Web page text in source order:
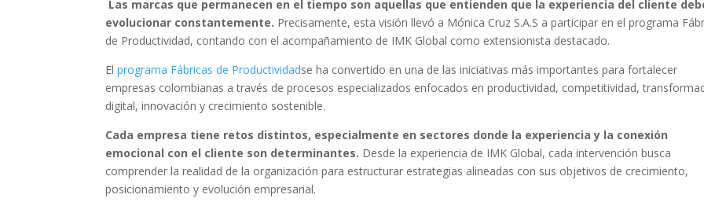
Las marcas que permanecen en el tiempo son aquellas que entienden que la experiencia del cliente
evolucionar constantemente. Precisamente, esta visión llevó a Mónica Cruz S.A.S a participar en el programa
de Productividad, contando con el acompañamiento de IMK Global como extensionista destacado.
Elprograma Fábricas de Productividadse ha convertido en una de las iniciativas más importantes para fortalecer
empresas colombianas a través de procesos especializados enfocados en productividad, competitividad,
digital, innovación y crecimiento sostenible.
Cada empresa tiene retos distintos, especialmente en sectores donde la experiencia y la conexión
emocional con el cliente son determinantes. Desde la experiencia de IMK Global, cada intervención busca
comprender la realidad de la organización para estructurar estrategias alineadas con sus objetivos de crecimiento,
posicionamiento y evolución empresarial.